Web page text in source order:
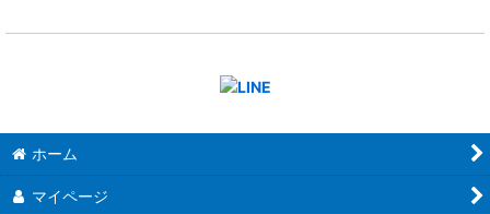
ホーム
マイページ